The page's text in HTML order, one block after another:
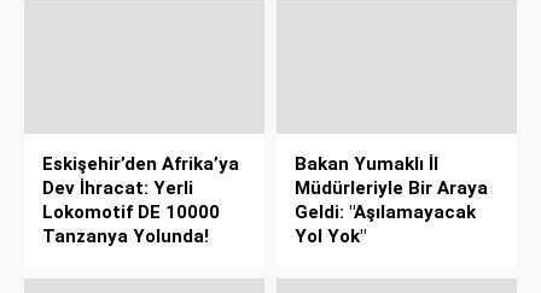
Eskişehir’den Afrika’ya
Dev İhracat: Yerli
Lokomotif DE 10000
Tanzanya Yolunda!
Bakan Yumaklı İl
Müdürleriyle Bir Araya
Geldi: "Aşılamayacak
Yol Yok"